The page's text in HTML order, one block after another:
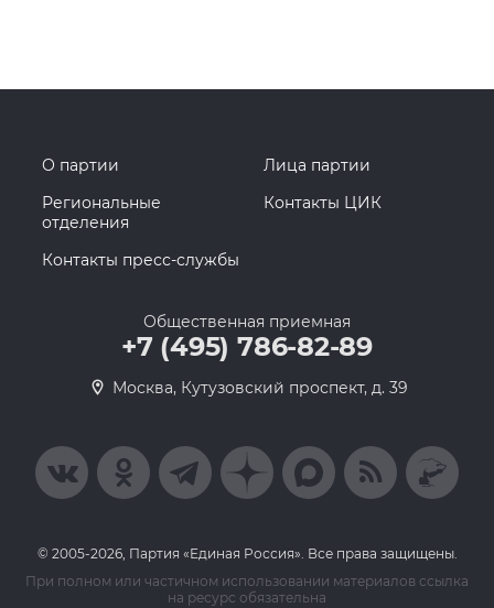
О партии
Лица партии
Региональные
отделения
Контакты ЦИК
Контакты пресс-службы
Общественная приемная
+7 (495) 786-82-89
Москва, Кутузовский проспект, д. 39
© 2005-2026, Партия «Единая Россия». Все права защищены.
При полном или частичном использовании материалов ссылка
на ресурс обязательна